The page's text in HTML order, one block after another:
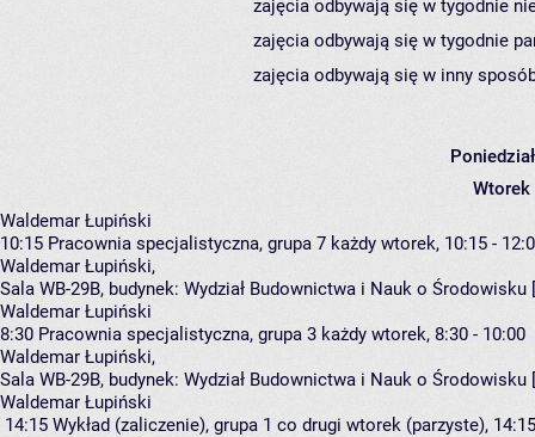
zajęcia odbywają się w tygodnie
zajęcia odbywają się w tygodnie
zajęcia odbywają się w inny
Wtorek
Waldemar Łupiński
10:15 Pracownia specjalistyczna, grupa 7 każdy wtorek, 10:15 -
Waldemar Łupiński,
Sala WB-29B, budynek: Wydział Budownictwa i Nauk o Środowisku
Waldemar Łupiński
8:30 Pracownia specjalistyczna, grupa 3 każdy wtorek, 8:30 - 10:00
Waldemar Łupiński,
Sala WB-29B, budynek: Wydział Budownictwa i Nauk o Środowisku
Waldemar Łupiński
14:15 Wykład (zaliczenie), grupa 1 co drugi wtorek (parzyste),